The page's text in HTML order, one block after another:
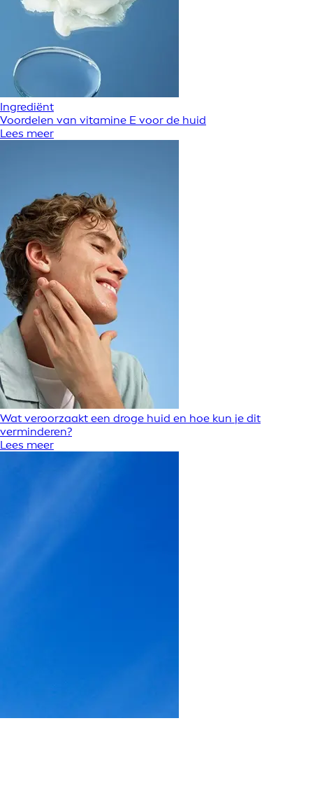
Ingrediënt
Voordelen van vitamine E voor de huid
Lees meer
Wat veroorzaakt een droge huid en hoe kun je dit
verminderen?
Lees meer